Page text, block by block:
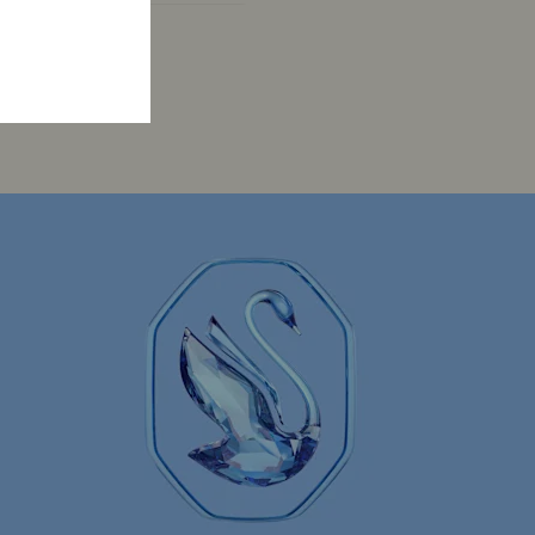
Roségoldfarbene Uhren
Metallarmbanduhren